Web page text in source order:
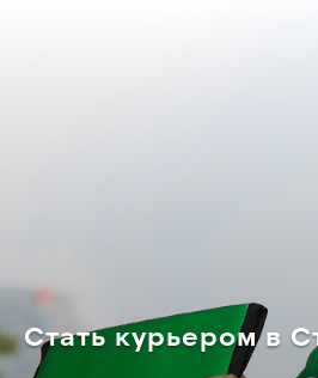
Стать курьером в